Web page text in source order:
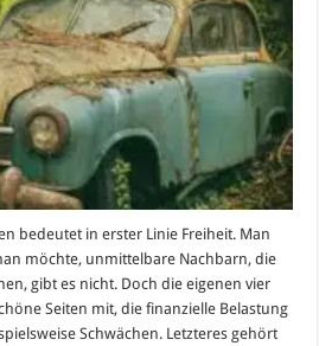
bedeutet in erster Linie Freiheit. Man
möchte, unmittelbare Nachbarn, die
gibt es nicht. Doch die eigenen vier
Seiten mit, die finanzielle Belastung
Schwächen. Letzteres gehört